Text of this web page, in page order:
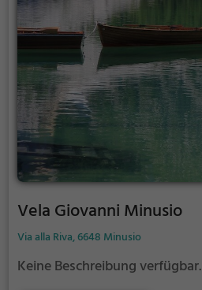
Vela Giovanni Minusio
Via alla Riva, 6648 Minusio
Keine Beschreibung verfügbar.